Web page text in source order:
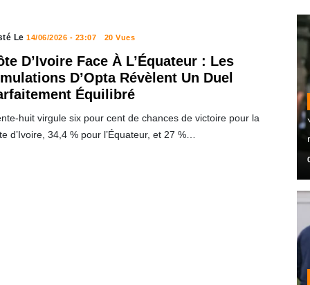
Le14/06/2026 - 23:07 20 Vues
D’Ivoire Face À L’Équateur : Les
D’Opta Révèlent Un Duel
Équilibré
huit virgule six pour cent de chances de victoire pour la
d’Ivoire, 34,4 % pour l’Équateur, et 27 %…